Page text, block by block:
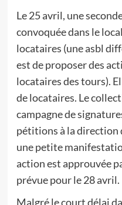
Le 25 avril, une
convoquée dans le
locataires (une asbl
est de proposer des
locataires des tours).
de locataires. Le
campagne de
pétitions à la direction
une petite
action est approuvée
prévue pour le 28 avril.
Malgré le court délai